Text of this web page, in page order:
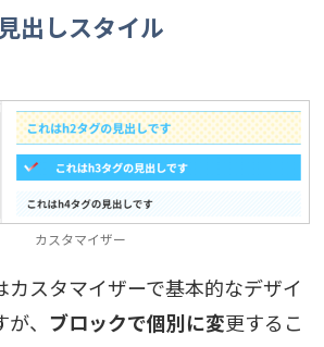
見出しスタイル
カスタマイザー
カスタマイザーで基本的なデザイ
、 ブロックで個別に変更するこ